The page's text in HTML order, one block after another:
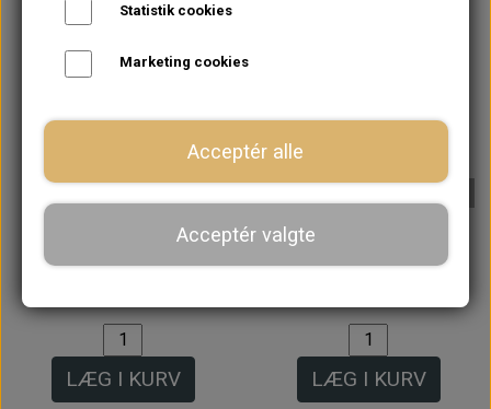
Stor Blændprop til
Remote Hus
LÆG I KURV
Speedometer Drev
LÆG I KURV
Statistik cookies
Marketing cookies
Acceptér alle
Acceptér valgte